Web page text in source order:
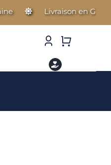
Livraison en